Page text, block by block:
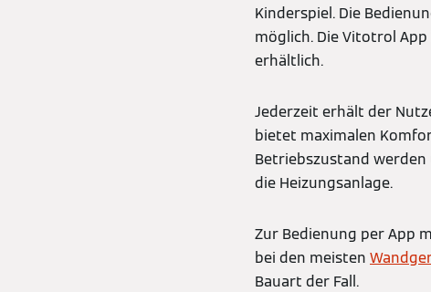
Kinderspiel. Die
möglich. Die Vitotrol
erhältlich.
Jederzeit erhält der
bietet maximalen
Betriebszustand
die Heizungsanlage.
Zur Bedienung per App
bei den meisten
Bauart der Fall.